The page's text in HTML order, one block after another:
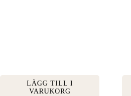
LÄGG TILL I
VARUKORG